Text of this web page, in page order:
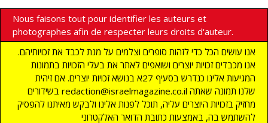
Nous faisons tout pour identifier les auteurs et
photographes afin de respecter leurs droits d'auteur.
אנו עושים הכל כדי לזהות סופרים וצלמים על מנת לכבד את זכויותיהם.
אנו מכבדים זכויות יוצרים ושואפים לאתר את בעלי הזכויות בתמונות
המגיעות אלינו כנדרש בסעיף 27א בנושא זכויות יוצרים. אם זיהית
בשידורים redaction@israelmagazine.co.il שלנו תמונה שאתה
מחזיק בזכויות היוצרים עליה, תוכל לפנות אלינו ולבקש מאיתנו להפסיק
להשתמש בה, באמצעות כתובת הדואר האלקטרוני